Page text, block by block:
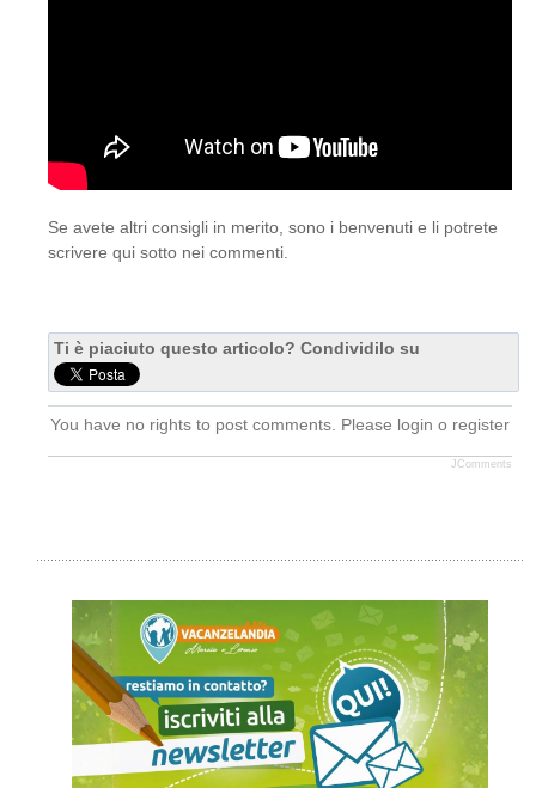
Se avete altri consigli in merito, sono i benvenuti e li potrete
scrivere qui sotto nei commenti.
Ti è piaciuto questo articolo? Condividilo su
You have no rights to post comments. Please login o register
JComments